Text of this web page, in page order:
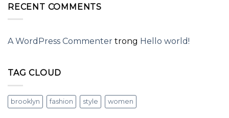
RECENT COMMENTS
A WordPress Commenter trong Hello world!
TAG CLOUD
brooklyn fashion style women